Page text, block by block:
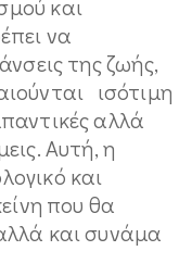
και
να
της ζωής,
ισότιμη
αλλά
Αυτή, η
και
που θα
και συνάμα